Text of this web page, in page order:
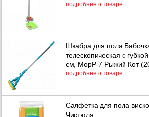
подробнее о товаре
Швабра для пола
телескопическая с
см, MopP-7 Рыжий Кот
подробнее о товаре
Салфетка для пола
Чистюля